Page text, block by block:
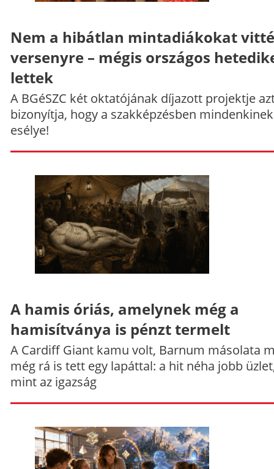
Nem a hibátlan mintadiákokat
versenyre – mégis országos
lettek
A BGéSZC két oktatójának díjazott projektje
bizonyítja, hogy a szakképzésben
esélye!
A hamis óriás, amelynek még a
hamisítványa is pénzt termelt
A Cardiff Giant kamu volt, Barnum másolata
még rá is tett egy lapáttal: a hit néha jobb
mint az igazság